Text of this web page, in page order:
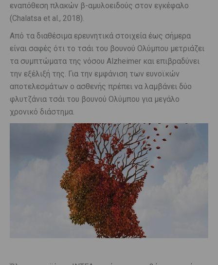
εναπόθεση πλακών β-αμυλοειδούς στον εγκέφαλο
(Chalatsa et al., 2018).
Από τα διαθέσιμα ερευνητικά στοιχεία έως σήμερα
είναι σαφές ότι το τσάι του βουνού Ολύμπου μετριάζει
τα συμπτώματα της νόσου Alzheimer και επιβραδύνει
την εξέλιξή της. Για την εμφάνιση των ευνοϊκών
αποτελεσμάτων ο ασθενής πρέπει να λαμβάνει δύο
φλυτζάνια τσάι του βουνού Ολύμπου για μεγάλο
χρονικό διάστημα.